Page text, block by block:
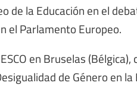
de la Educación en el
el Parlamento Europeo.
en Bruselas (Bélgica),
de Género en la